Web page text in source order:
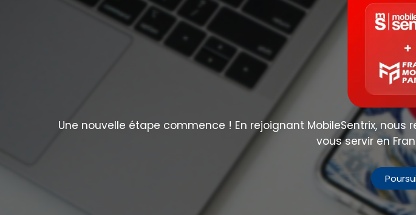
Une nouvelle étape commence ! En rejoignant MobileSentrix,
vous servir en